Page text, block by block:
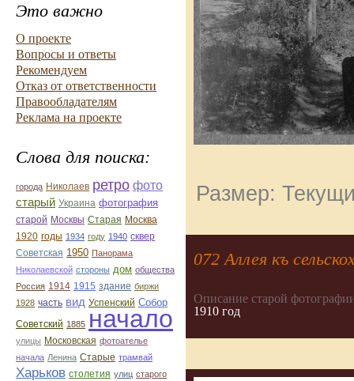
Это важно
О проекте
Вопросы и ответы
Рекомендуем
Отказ от ответственности
Правообладателям
Реклама на проекте
Слова для поиска:
города Николаев ретро фото
старый Украина фотография
старой Москвы Старая Москва
1920 годы 1934 году 1940 сквер
Советская 1950 Панорама
Николаевской стороны дом общества
Россия 1914 1915 здание биржи
1928 часть вид Успенский Собор
Советский 1885 начало
улицы Московская фотоателье
начала Ленина Старые трамвай
Харьков столетия улиц старого
Размер:
072 Аллея къ
Описание старой
1910 год